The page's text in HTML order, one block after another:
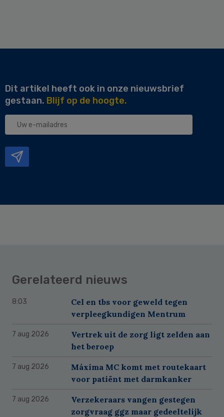
Dit artikel heeft ook in onze nieuwsbrief
gestaan. Blijf op de hoogte.
Uw
Gerelateerd nieuws
8:03
Cel en tbs voor geweld tegen
verpleegkundigen Mentrum
7 aug 2026
Vertrek uit de zorg ligt zelden aan
het beroep
7 aug 2026
Máxima MC komt met routekaart
voor patiënt met darmkanker
7 aug 2026
Verzekeraars vangen gestegen
zorgvraag ggz maar gedeeltelijk